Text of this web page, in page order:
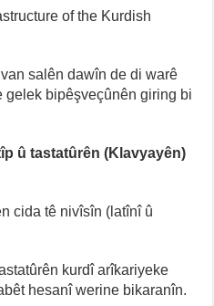
of the Kurdish
salên dawîn de di warê
bipêşveçûnên giring bi
û tastatûrên (Klavyayên)
cida tê nivîsîn (latînî û
kurdî arîkariyeke
hesanî werine bikaranîn.